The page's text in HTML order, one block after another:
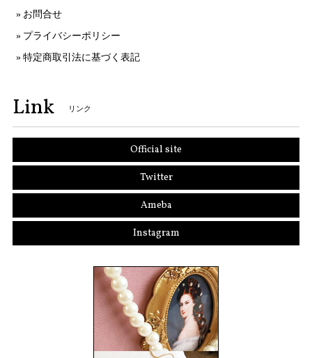
お問合せ
プライバシーポリシー
特定商取引法に基づく表記
Link リンク
Official site
Twitter
Ameba
Instagram